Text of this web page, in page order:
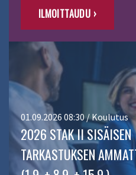
ILMOITTAUDU ›
01.09.2026 08:30 / Koulutus
2026 STAK II SISÄISEN
TARKASTUKSEN